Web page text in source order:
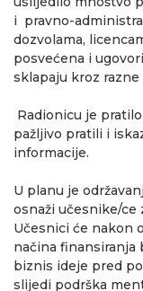
i pravno-
dozvolama,
posvećena i
sklapaju kroz
Radionicu je
pažljivo pratili i
informacije.
U planu je
osnaži učesnike/
Učesnici će nakon
načina finansiranja
biznis ideje pred
slijedi podrška